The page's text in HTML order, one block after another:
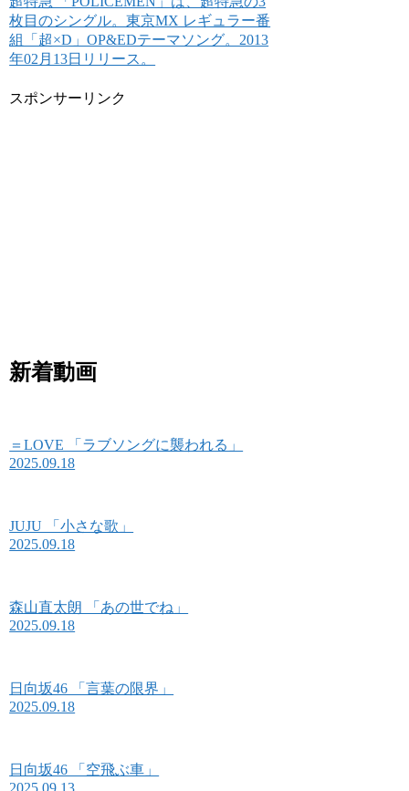
枚目のシングル。東京MX レギュラー番
組「超×D」OP&EDテーマソング。2013
年02月13日リリース。
スポンサーリンク
新着動画
＝LOVE 「ラブソングに襲われる」
2025.09.18
JUJU 「小さな歌」
2025.09.18
森山直太朗 「あの世でね」
2025.09.18
日向坂46 「言葉の限界」
2025.09.18
日向坂46 「空飛ぶ車」
2025.09.13